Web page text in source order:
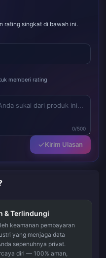
rating singkat di bawah ini.
memberi rating
0/500
Kirim Ulasan
& Terlindungi
keamanan pembayaran
yang menjaga data
sepenuhnya privat.
diri — 100% aman,